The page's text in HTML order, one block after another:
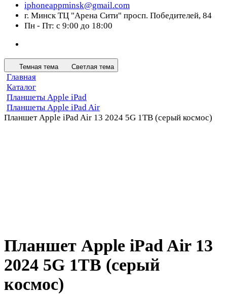
iphoneappminsk@gmail.com
г. Минск ТЦ "Арена Сити" просп. Победителей, 84
Пн - Пт: с 9:00 до 18:00
Темная тема Светлая тема
Главная
Каталог
Планшеты Apple iPad
Планшеты Apple iPad Air
Планшет Apple iPad Air 13 2024 5G 1TB (серый космос)
Планшет Apple iPad Air 13
2024 5G 1TB (серый
космос)